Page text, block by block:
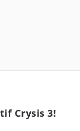
Crysis 3!